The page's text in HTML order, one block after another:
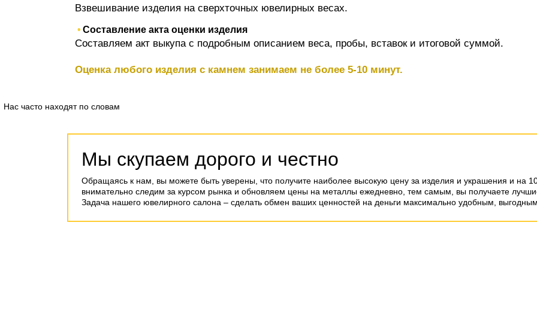
Взвешивание изделия на сверхточных ювелирных весах.
Составление акта оценки изделия
Составляем акт выкупа с подробным описанием веса, пробы, вставок и итоговой суммой.
Оценка любого изделия с камнем занимаем не более 5-10 минут.
Нас часто находят по словам
Мы скупаем дорого и честно
Обращаясь к нам, вы можете быть уверены, что получите наиболее высокую цену за изделия и украшения и на
внимательно следим за курсом рынка и обновляем цены на металлы ежедневно, тем самым, вы получаете
Задача нашего ювелирного салона – сделать обмен ваших ценностей на деньги максимально удобным,